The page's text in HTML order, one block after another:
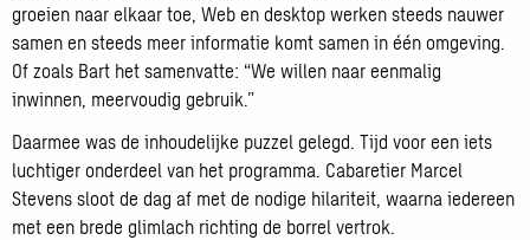
groeien naar elkaar toe, Web en desktop werken steeds nauwer
samen en steeds meer informatie komt samen in één omgeving.
Of zoals Bart het samenvatte: “We willen naar eenmalig
inwinnen, meervoudig gebruik.”
Daarmee was de inhoudelijke puzzel gelegd. Tijd voor een iets
luchtiger onderdeel van het programma. Cabaretier Marcel
Stevens sloot de dag af met de nodige hilariteit, waarna iedereen
met een brede glimlach richting de borrel vertrok.